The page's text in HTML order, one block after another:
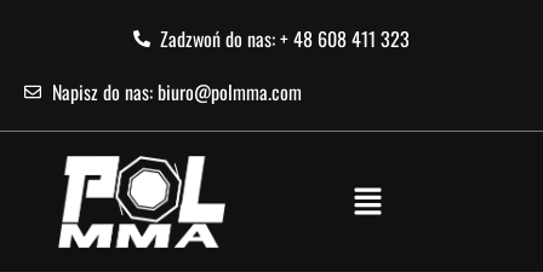
Zadzwoń do nas: + 48 608 411 323
Napisz do nas: biuro@polmma.com